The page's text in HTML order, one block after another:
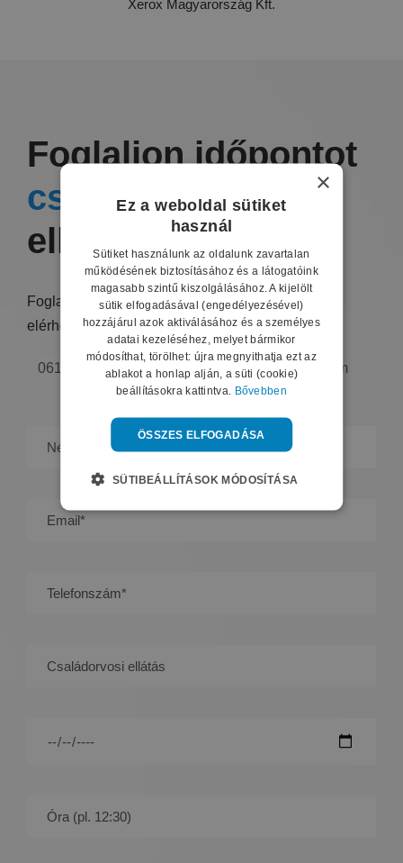
Xerox Magyarország Kft.
Foglaljon időpontot
családorvosi
ellátásra
Foglaljon időpontot családorvosi ellátásra a lenti
elérhetőségeken, vagy küldjön üzenetet!
061-412-1451 torzsapeterbt13@gmail.com
×
Ez a weboldal sütiket
használ
Sütiket használunk az oldalunk zavartalan
működésének biztosításához és a látogatóink
magasabb szintű kiszolgálásához. A kijelölt
sütik elfogadásával (engedélyezésével)
hozzájárul azok aktiválásához és a személyes
adatai kezeléséhez, melyet bármikor
módosíthat, törölhet: újra megnyithatja ezt az
ablakot a honlap alján, a süti (cookie)
beállításokra kattintva.
Bővebben
ÖSSZES ELFOGADÁSA
SÜTIBEÁLLÍTÁSOK MÓDOSÍTÁSA